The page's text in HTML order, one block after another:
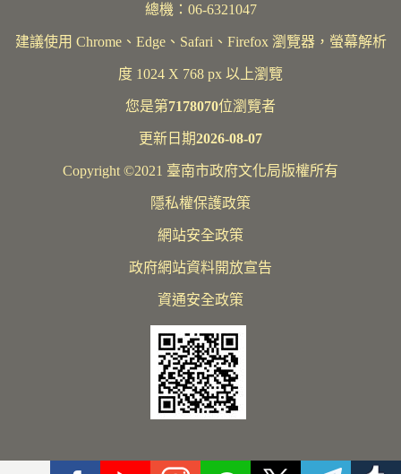
總機：06-6321047
建議使用 Chrome、Edge、Safari、Firefox 瀏覽器，螢幕解析
度 1024 X 768 px 以上瀏覽
您是第7178070位瀏覽者
更新日期2026-08-07
Copyright ©2021 臺南市政府文化局版權所有
隱私權保護政策
網站安全政策
政府網站資料開放宣告
資通安全政策